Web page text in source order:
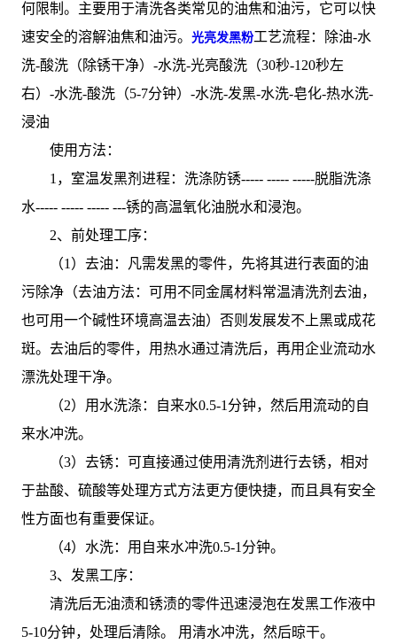
何限制。主要用于清洗各类常见的油焦和油污，它可以快
速安全的溶解油焦和油污。 光亮发黑粉工艺流程：除油-水
洗-酸洗（除锈干净）-水洗-光亮酸洗（30秒-120秒左
右）-水洗-酸洗（5-7分钟）-水洗-发黑-水洗-皂化-热水洗-
浸油
使用方法：
1，室温发黑剂进程：洗涤防锈----- ----- -----脱脂洗涤
水----- ----- ----- ---锈的高温氧化油脱水和浸泡。
2、前处理工序：
（1）去油：凡需发黑的零件，先将其进行表面的油
污除净（去油方法：可用不同金属材料常温清洗剂去油，
也可用一个碱性环境高温去油）否则发展发不上黑或成花
斑。去油后的零件，用热水通过清洗后，再用企业流动水
漂洗处理干净。
（2）用水洗涤：自来水0.5-1分钟，然后用流动的自
来水冲洗。
（3）去锈：可直接通过使用清洗剂进行去锈，相对
于盐酸、硫酸等处理方式方法更方便快捷，而且具有安全
性方面也有重要保证。
（4）水洗：用自来水冲洗0.5-1分钟。
3、发黑工序：
清洗后无油渍和锈渍的零件迅速浸泡在发黑工作液中
5-10分钟，处理后清除。 用清水冲洗，然后晾干。